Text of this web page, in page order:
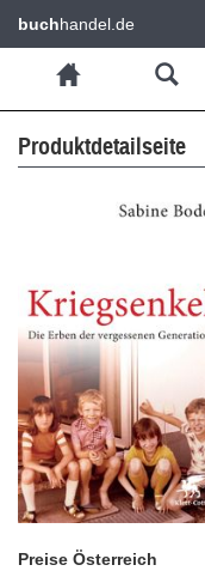
buchhandel.de
Produktdetailseite
Preise Österreich